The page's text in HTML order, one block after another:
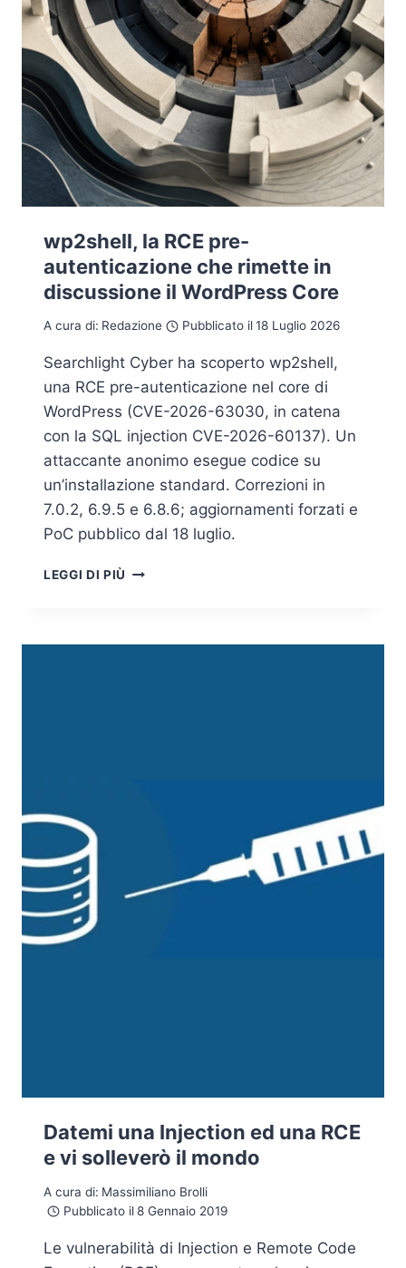
wp2shell, la RCE pre-
autenticazione che rimette in
discussione il WordPress Core
A cura di: Redazione Pubblicato il18 Luglio 2026
Searchlight Cyber ha scoperto wp2shell,
una RCE pre-autenticazione nel core di
WordPress (CVE-2026-63030, in catena
con la SQL injection CVE-2026-60137). Un
attaccante anonimo esegue codice su
un’installazione standard. Correzioni in
7.0.2, 6.9.5 e 6.8.6; aggiornamenti forzati e
PoC pubblico dal 18 luglio.
LEGGI DI PIÙ WP2SHELL,
AUTENTICAZIONE
Datemi una Injection ed una RCE
e vi solleverò il mondo
A cura di: Massimiliano Brolli
Pubblicato il 8 Gennaio 2019
Le vulnerabilità di Injection e Remote Code